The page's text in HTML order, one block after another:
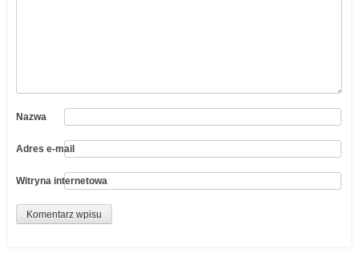
Nazwa
Adres e-mail
Witryna internetowa